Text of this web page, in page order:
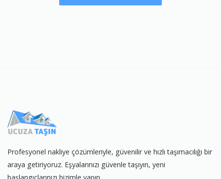
Profesyonel nakliye çözümleriyle, güvenilir ve hızlı taşımacılığı bir
araya getiriyoruz. Eşyalarınızı güvenle taşıyın, yeni